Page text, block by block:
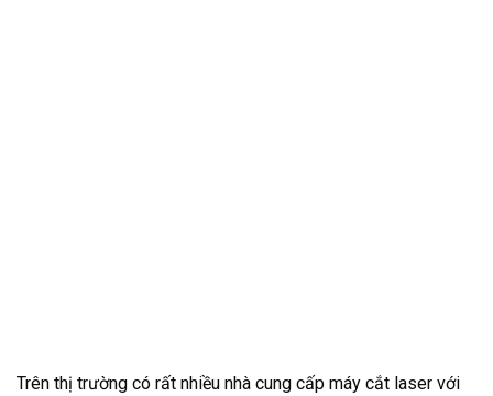
Trên thị trường có rất nhiều nhà cung cấp máy cắt laser với